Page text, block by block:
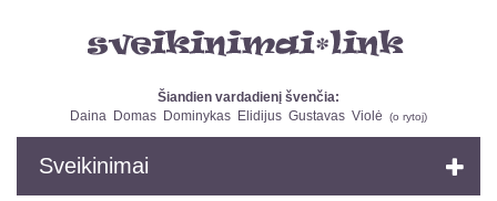
Šiandien vardadienį švenčia:
Daina Domas Dominykas Elidijus Gustavas Violė (o rytoj)
Sveikinimai